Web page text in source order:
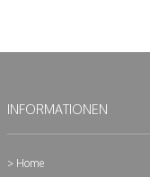
INFORMATIONEN
Home